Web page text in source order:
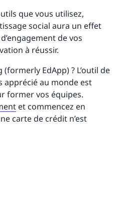
que vous utilisez,
social aura un effet
de vos
à réussir.
EdApp) ? L’outil de
au monde est
former vos équipes.
et commencez en
carte de crédit n’est